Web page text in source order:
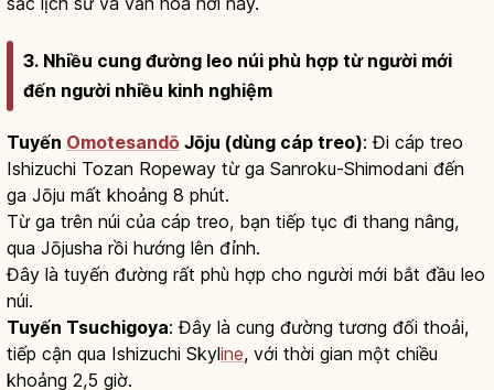
3. Nhiều cung đường leo núi phù hợp từ người mới
đến người nhiều kinh nghiệm
Tuyến Omotesandō Jōju (dùng cáp treo): Đi cáp treo
Ishizuchi Tozan Ropeway từ ga Sanroku-Shimodani đến
ga Jōju mất khoảng 8 phút.
Từ ga trên núi của cáp treo, bạn tiếp tục đi thang nâng,
qua Jōjusha rồi hướng lên đỉnh.
Đây là tuyến đường rất phù hợp cho người mới bắt đầu leo
núi.
Tuyến Tsuchigoya: Đây là cung đường tương đối thoải,
tiếp cận qua Ishizuchi Skyline, với thời gian một chiều
khoảng 2,5 giờ.